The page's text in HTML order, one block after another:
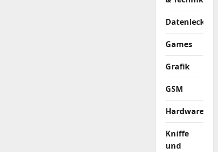
Datenleck
Games
Grafik
GSM
Hardware
Kniffe
und